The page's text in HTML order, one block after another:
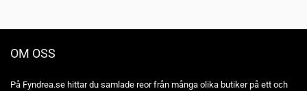
OM OSS
På Fyndrea.se hittar du samlade reor från många olika butiker på ett och